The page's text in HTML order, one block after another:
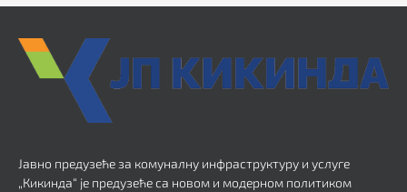
Јавно предузеће за комуналну инфраструктуру и услуге
„Кикинда“ је предузеће са новом и модерном политиком